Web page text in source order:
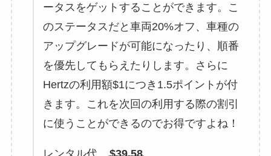
ータスをゲットすることができます。こ
のステータスだと車両20%オフ、車種の
アップグレードが可能になったり、順番
を優先してもらえたりします。さらに
Hertzの利用額$1につき1.5ポイントが付
きます。これを次回の利用する際の割引
に使うことができるのでお得ですよね！
レンタル代 $39.58